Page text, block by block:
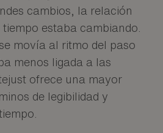
cambios, la relación
estaba cambiando.
movía al ritmo del paso
menos ligada a las
ofrece una mayor
de legibilidad y